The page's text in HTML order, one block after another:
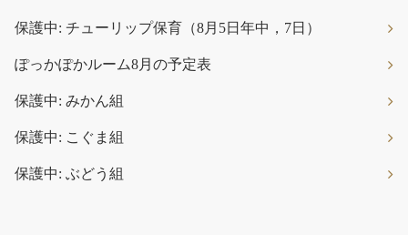
保護中: チューリップ保育（8月5日年中，7日）
ぽっかぽかルーム8月の予定表
保護中: みかん組
保護中: こぐま組
保護中: ぶどう組